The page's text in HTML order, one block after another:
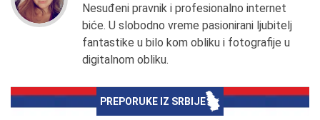
Nesuđeni pravnik i profesionalno internet
biće. U slobodno vreme pasionirani ljubitelj
fantastike u bilo kom obliku i fotografije u
digitalnom obliku.
PREPORUKE IZ SRBIJE